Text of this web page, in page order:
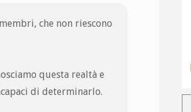
che non riescono
questa realtà e
di determinarlo.